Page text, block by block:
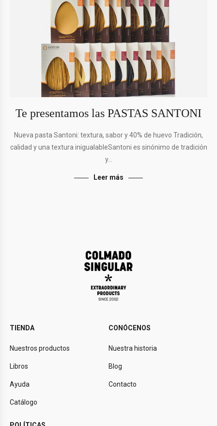
Te presentamos las PASTAS SANTONI
Nueva pasta Santoni: textura, sabor y 40% de huevo Tradición,
calidad y una textura inigualableSantoni es sinónimo de tradición
y…
Leer más
TIENDA
Nuestros productos
Libros
Ayuda
Catálogo
CONÓCENOS
Nuestra historia
Blog
Contacto